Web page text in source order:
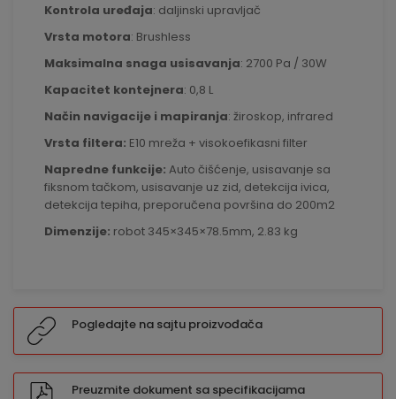
Kontrola uređaja: daljinski upravljač
Vrsta motora: Brushless
Maksimalna snaga usisavanja: 2700 Pa / 30W
Kapacitet kontejnera: 0,8 L
Način navigacije i mapiranja: žiroskop, infrared
Vrsta filtera: E10 mreža + visokoefikasni filter
Napredne funkcije: Auto čišćenje, usisavanje sa
fiksnom tačkom, usisavanje uz zid, detekcija ivica,
detekcija tepiha, preporučena površina do 200m2
Dimenzije: robot 345×345×78.5mm, 2.83 kg
Pogledajte na sajtu proizvođača
Preuzmite dokument sa specifikacijama